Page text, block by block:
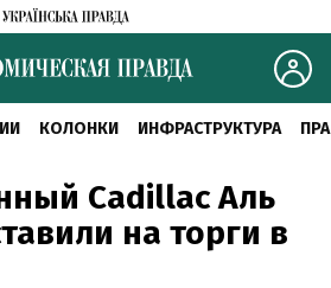
КОЛОНКИ ИНФРАСТРУКТУРА
Cadillac Аль
на торги в